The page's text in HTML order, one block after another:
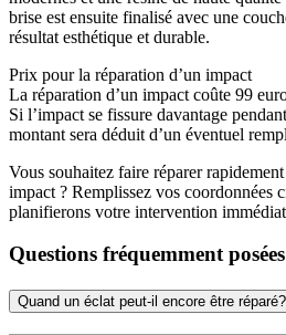
brise est ensuite finalisé avec une
résultat esthétique et durable.
Prix pour la réparation d’un impact
La réparation d’un impact coûte 99
Si l’impact se fissure davantage
montant sera déduit d’un éventuel
Vous souhaitez faire réparer
impact ? Remplissez vos coordonnées
planifierons votre intervention
Questions fréquemment posées
Quand un éclat peut-il encore être réparé?